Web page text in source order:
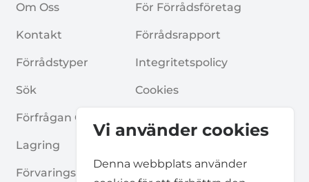
Vi använder cookies
Denna webbplats använder
Om Oss
Kontakt
Förrådstyper
Sök
Förfrågan Om Förråd
Lagring
Förvaringsguider
För Förrådsföretag
Förrådsrapport
Integritetspolicy
Cookies